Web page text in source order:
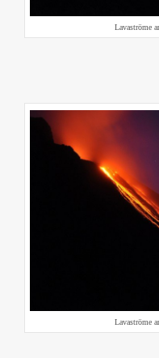
Lavaströme
Lavaströme